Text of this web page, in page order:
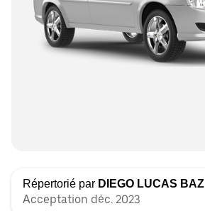
Répertorié par DIEGO LUCAS BAZ
Acceptation déc. 2023